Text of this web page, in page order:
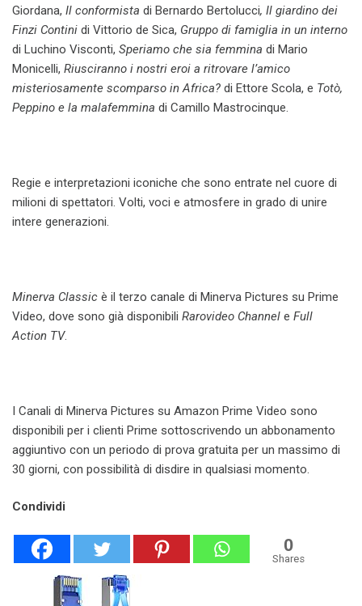
Giordana, Il conformista di Bernardo Bertolucci, Il giardino dei
Finzi Contini di Vittorio de Sica, Gruppo di famiglia in un interno
di Luchino Visconti, Speriamo che sia femmina di Mario
Monicelli, Riusciranno i nostri eroi a ritrovare l’amico
misteriosamente scomparso in Africa? di Ettore Scola, e Totò,
Peppino e la malafemmina di Camillo Mastrocinque.
Regie e interpretazioni iconiche che sono entrate nel cuore di
milioni di spettatori. Volti, voci e atmosfere in grado di unire
intere generazioni.
Minerva Classic è il terzo canale di Minerva Pictures su Prime
Video, dove sono già disponibili Rarovideo Channel e Full
Action TV.
I Canali di Minerva Pictures su Amazon Prime Video sono
disponibili per i clienti Prime sottoscrivendo un abbonamento
aggiuntivo con un periodo di prova gratuita per un massimo di
30 giorni, con possibilità di disdire in qualsiasi momento.
Condividi
0
Shares